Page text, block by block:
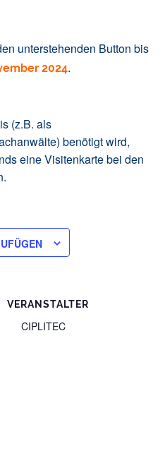
unterstehenden Button bis
2024.
(z.B. als
benötigt wird,
eine Visitenkarte bei den
VERANSTALTER
CIPLITEC